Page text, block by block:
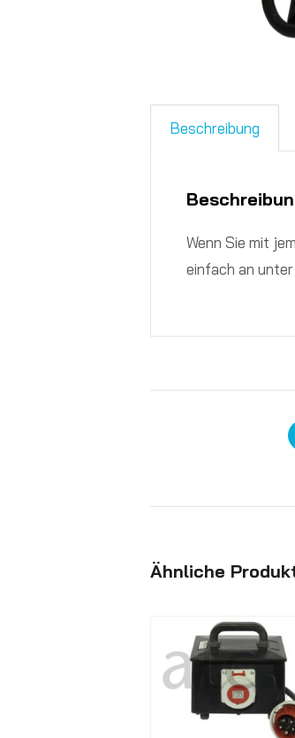
Beschreibung
Wenn Sie mit
einfach an
Ähnliche